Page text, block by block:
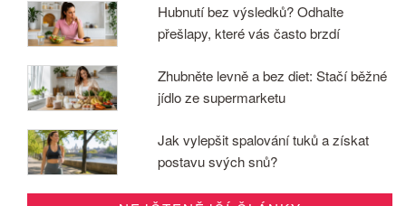
Hubnutí bez výsledků? Odhalte
přešlapy, které vás často brzdí
Zhubněte levně a bez diet: Stačí běžné
jídlo ze supermarketu
Jak vylepšit spalování tuků a získat
postavu svých snů?